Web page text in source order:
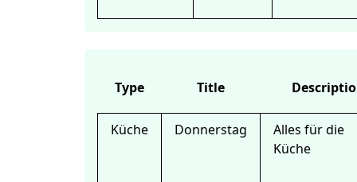
Type Title
Küche Donnerstag
Alles für die
Küche